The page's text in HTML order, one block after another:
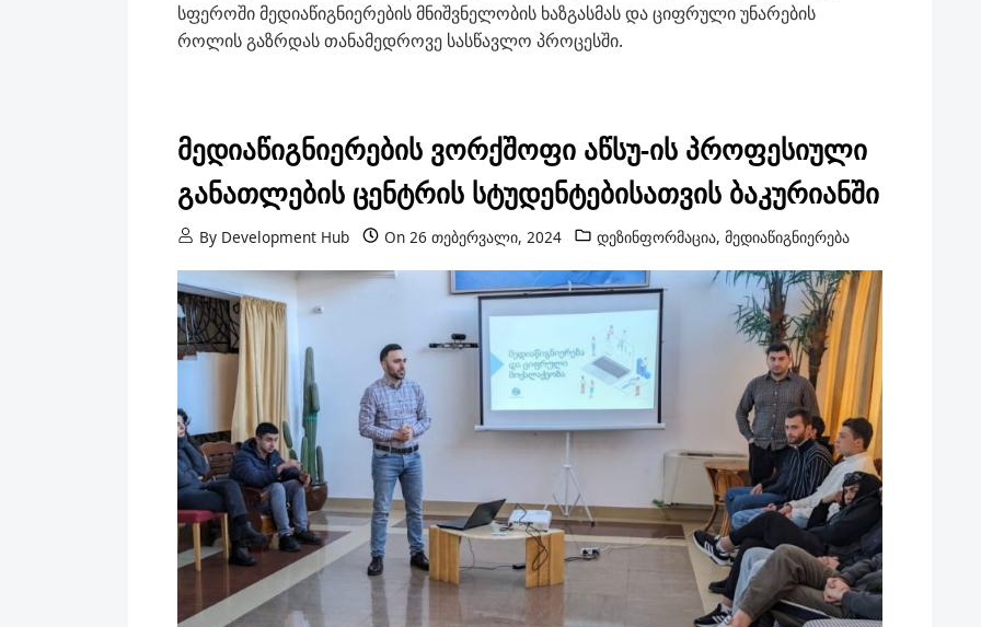
სფეროში მედიაწიგნიერების მნიშვნელობის ხაზგასმას და ციფრული უნარების
როლის გაზრდას თანამედროვე სასწავლო პროცესში.
მედიაწიგნიერების ვორქშოფი აწსუ-ის პროფესიული
განათლების ცენტრის სტუდენტებისათვის ბაკურიანში
By Development Hub On 26 თებერვალი, 2024 დეზინფორმაცია, მედიაწიგნიერება